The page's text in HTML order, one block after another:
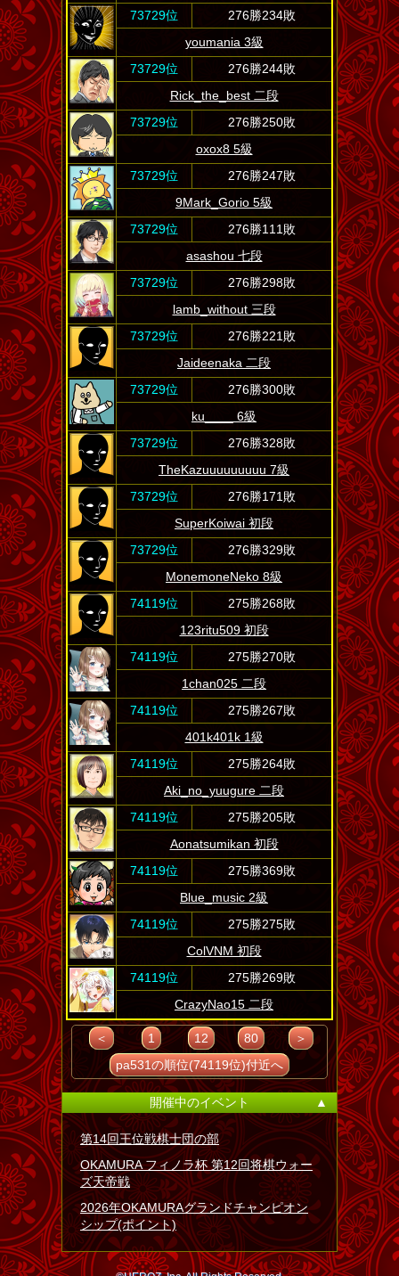
73729位
276勝234敗
youmania 3級
73729位
276勝244敗
Rick_the_best 二段
73729位
276勝250敗
oxox8 5級
73729位
276勝247敗
9Mark_Gorio 5級
73729位
276勝111敗
asashou 七段
73729位
276勝298敗
lamb_without 三段
73729位
276勝221敗
Jaideenaka 二段
73729位
276勝300敗
ku____ 6級
73729位
276勝328敗
TheKazuuuuuuuuu 7級
73729位
276勝171敗
SuperKoiwai 初段
73729位
276勝329敗
MonemoneNeko 8級
74119位
275勝268敗
123ritu509 初段
74119位
275勝270敗
1chan025 二段
74119位
275勝267敗
401k401k 1級
74119位
275勝264敗
Aki_no_yuugure 二段
74119位
275勝205敗
Aonatsumikan 初段
74119位
275勝369敗
Blue_music 2級
74119位
275勝275敗
ColVNM 初段
74119位
275勝269敗
CrazyNao15 二段
＜ 1 12 80
＞
pa531の順位(74119位)付近へ
開催中のイベント ▲
第14回王位戦棋士団の部
OKAMURA フィノラ杯 第12回将棋ウォー
ズ天帝戦
2026年OKAMURAグランドチャンピオン
シップ(ポイント)